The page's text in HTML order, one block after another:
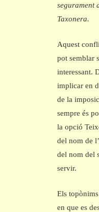
segurament
Taxonera.
Aquest
pot semblar
interessant.
implicar en
de la
sempre és
la opció
del nom de
del nom del
servir.
Els
en que es